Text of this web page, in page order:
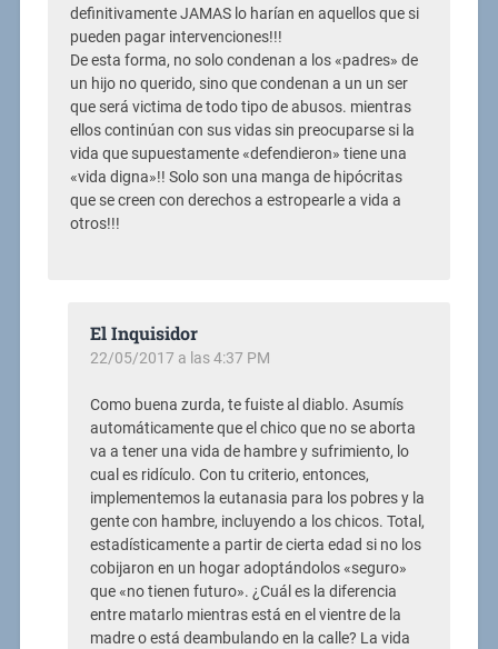
definitivamente JAMAS lo harían en aquellos que si
pueden pagar intervenciones!!!
De esta forma, no solo condenan a los «padres» de
un hijo no querido, sino que condenan a un un ser
que será victima de todo tipo de abusos. mientras
ellos continúan con sus vidas sin preocuparse si la
vida que supuestamente «defendieron» tiene una
«vida digna»!! Solo son una manga de hipócritas
que se creen con derechos a estropearle a vida a
otros!!!
El Inquisidor
22/05/2017 a las 4:37 PM
Como buena zurda, te fuiste al diablo. Asumís
automáticamente que el chico que no se aborta
va a tener una vida de hambre y sufrimiento, lo
cual es ridículo. Con tu criterio, entonces,
implementemos la eutanasia para los pobres y la
gente con hambre, incluyendo a los chicos. Total,
estadísticamente a partir de cierta edad si no los
cobijaron en un hogar adoptándolos «seguro»
que «no tienen futuro». ¿Cuál es la diferencia
entre matarlo mientras está en el vientre de la
madre o está deambulando en la calle? La vida